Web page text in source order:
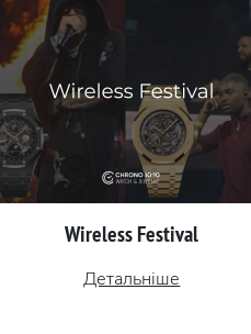
Wireless Festival
Детальніше